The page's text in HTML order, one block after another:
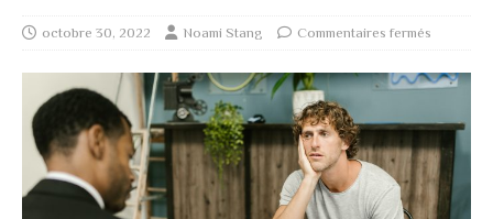
octobre 30, 2022 Noami Stang Commentaires fermés